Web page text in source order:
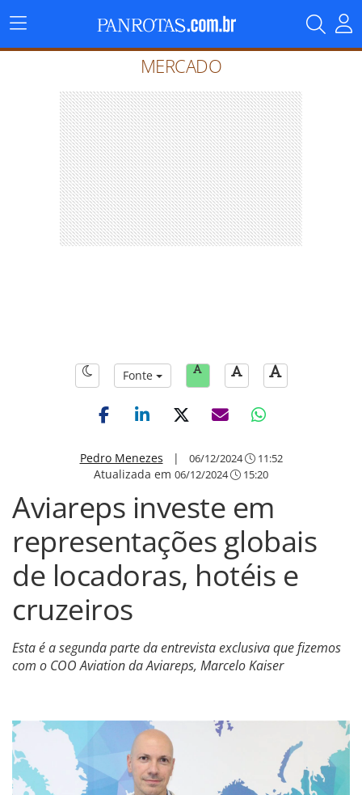
Menu
Principal
MERCADO
Fonte
Pedro Menezes | 06/12/2024 11:52
Atualizada em 06/12/2024 15:20
Aviareps investe em
representações globais
de locadoras, hotéis e
cruzeiros
Esta é a segunda parte da entrevista exclusiva que fizemos
com o COO Aviation da Aviareps, Marcelo Kaiser